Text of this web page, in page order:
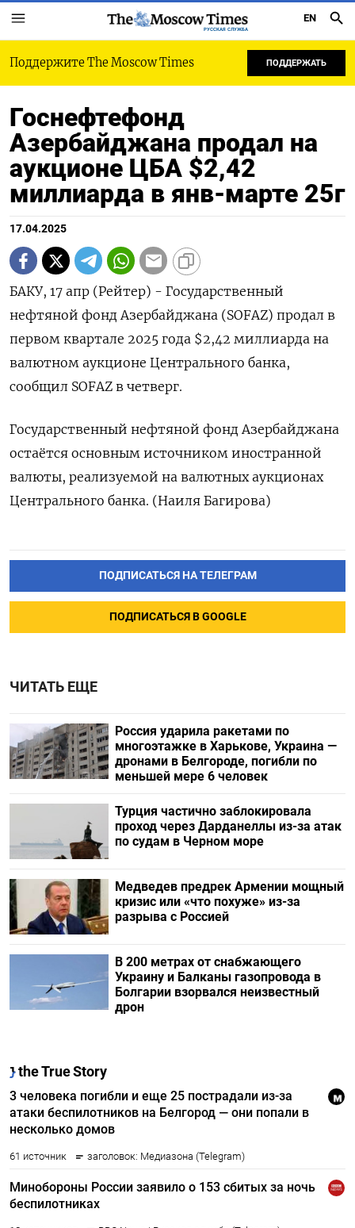
РУССКАЯ СЛУЖБА
EN
Поддержите The Moscow Times ПОДДЕРЖАТЬ
Госнефтефонд
Азербайджана продал на
аукционе ЦБА $2,42
миллиарда в янв-марте 25г
17.04.2025
БАКУ, 17 апр (Рейтер) - Государственный
нефтяной фонд Азербайджана (SOFAZ) продал в
первом квартале 2025 года $2,42 миллиарда на
валютном аукционе Центрального банка,
сообщил SOFAZ в четверг.
Государственный нефтяной фонд Азербайджана
остаётся основным источником иностранной
валюты, реализуемой на валютных аукционах
Центрального банка. (Наиля Багирова)
ПОДПИСАТЬСЯ НА ТЕЛЕГРАМ
ПОДПИСАТЬСЯ В GOOGLE
ЧИТАТЬ ЕЩЕ
Россия ударила ракетами по
многоэтажке в Харькове, Украина —
дронами в Белгороде, погибли по
меньшей мере 6 человек
Турция частично заблокировала
проход через Дарданеллы из-за атак
по судам в Черном море
Медведев предрек Армении мощный
кризис или «что похуже» из-за
разрыва с Россией
В 200 метрах от снабжающего
Украину и Балканы газопровода в
Болгарии взорвался неизвестный
дрон